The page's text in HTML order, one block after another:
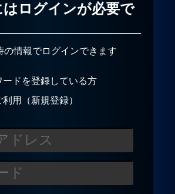
登録
ご質問
ついて
ーポリシー
はログインが必要で
の情報でログインできます
ードを登録している方
用（新規登録）